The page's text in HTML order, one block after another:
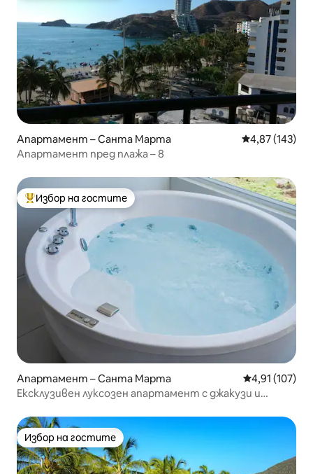
Апартамент – Санта Марта Средна
4,87 (143)
Апартамент пред плажа – 8
Най-популярен избор на гостите
Избор на гостите
Апартамент – Санта Марта Средна
4,91 (107)
Ексклузивен луксозен апартамент с джакузи и
Избор на гостите
Избор на гостите